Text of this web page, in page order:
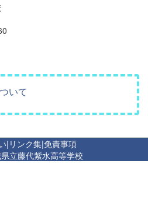
いて
| リンク集|免責事項
立藤代紫水高等学校